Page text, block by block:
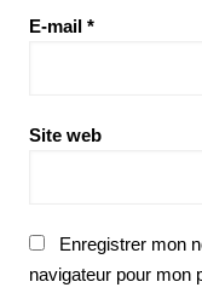
E-mail *
Site web
Enregistrer mon
navigateur pour mon